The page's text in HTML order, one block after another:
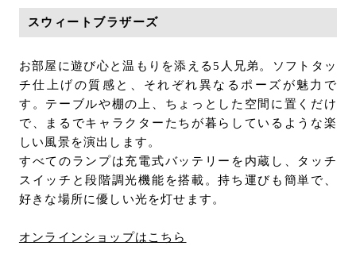
スウィートブラザーズ
お部屋に遊び心と温もりを添える5人兄弟。ソフトタッ
チ仕上げの質感と、それぞれ異なるポーズが魅力で
す。テーブルや棚の上、ちょっとした空間に置くだけ
で、まるでキャラクターたちが暮らしているような楽
しい風景を演出します。
すべてのランプは充電式バッテリーを内蔵し、タッチ
スイッチと段階調光機能を搭載。持ち運びも簡単で、
好きな場所に優しい光を灯せます。
オンラインショップはこちら